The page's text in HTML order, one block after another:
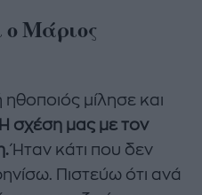
ο Μάριος
μίλησε και
Η σχέση μας με τον
Ήταν κάτι που δεν
Πιστεύω ότι ανά